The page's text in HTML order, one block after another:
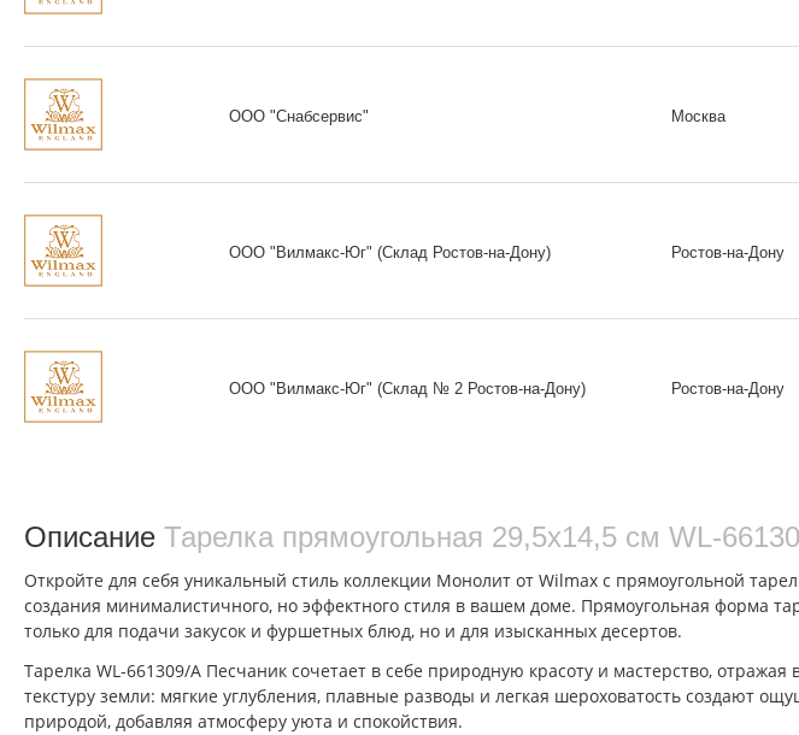
ООО "Снабсервис" Москва
ООО "Вилмакс-Юг" (Склад Ростов-на-Дону) Ростов-на-Дону
ООО "Вилмакс-Юг" (Склад № 2 Ростов-на-Дону) Ростов-на-Дону
Описание Тарелка прямоугольная 29,5x14,5 см
Откройте для себя уникальный стиль коллекции Монолит от Wilmax с прямоугольной
создания минималистичного, но эффектного стиля в вашем доме. Прямоугольная форма
только для подачи закусок и фуршетных блюд, но и для изысканных десертов.
Тарелка WL‑661309/A Песчаник сочетает в себе природную красоту и мастерство,
текстуру земли: мягкие углубления, плавные разводы и легкая шероховатость создают
природой, добавляя атмосферу уюта и спокойствия.